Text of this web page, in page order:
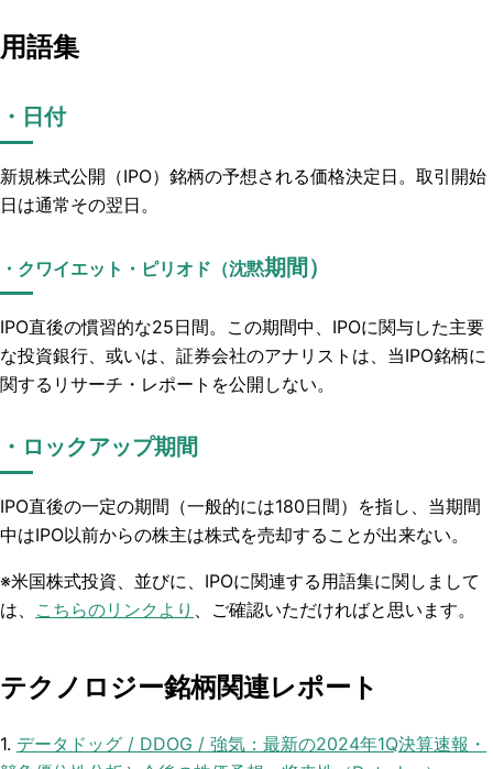
用語集
・日付
新規株式公開 （IPO）銘柄の予想される価格決定日。取引開始
日は通常その翌日。
・クワイエット ・ピリオド （沈黙期間）
IPO直後の慣習的な25日間。この期間中、IPOに関与した主要
な投資銀行、或いは、証券会社のアナリストは、当IPO銘柄に
関するリサーチ・レポートを公開しない。
・ロックアップ期間
IPO直後の一定の期間（一般的には180日間）を指し、当期間
中はIPO以前からの株主は株式を売却することが出来ない。
※米国株式投資、並びに、IPOに関連する用語集に関しまして
は、 こちらのリンクより 、ご確認いただければと思います。
テクノロジー銘柄関連レポート
1. データドッグ / DDOG / 強気：最新の2024年1Q決算速報・